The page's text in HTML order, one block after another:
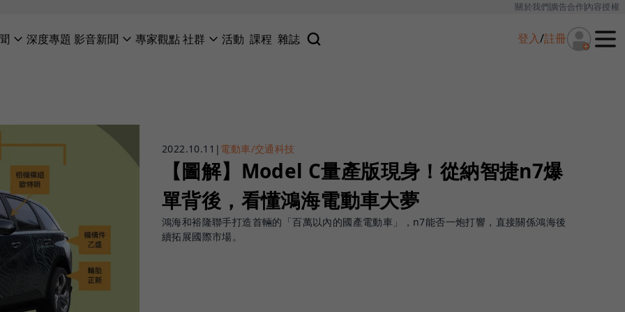
關於我們廣告合作內容授權
深度專題 影音新聞 專家觀點社群 活動 課程 雜誌 登入/註冊
2022.10.11 | 電動車/交通科技
【圖解】Model C量產版現身！從納智捷n7爆
單背後，看懂鴻海電動車大夢
鴻海和裕隆聯手打造首輛的「百萬以內的國產電動車」，n7能否一炮打響，直接關係鴻海後
續拓展國際市場。